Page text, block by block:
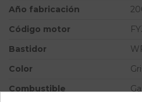
Año fabricación
Código motor
Bastidor
Color
Combustible